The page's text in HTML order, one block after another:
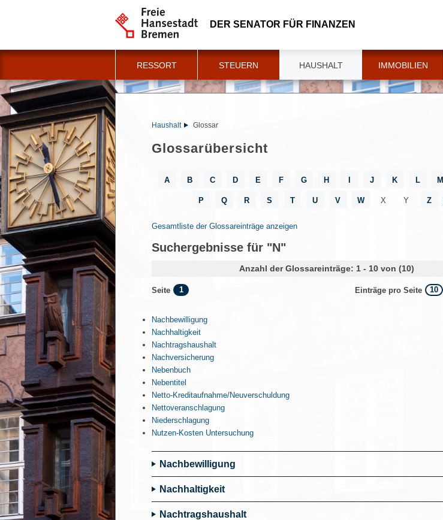
DER SENATOR FÜR FINANZEN
RESSORT STEUERN HAUSHALT IMMOBILIEN
Haushalt Glossar
Glossarübersicht
A B C D E F G H J K L M
P Q R S T U V W X Y Z
Gesamtliste der Glossareinträge anzeigen
Suchergebnisse für "N"
Anzahl der Glossareinträge: 1 - 10 von (10)
Seite 1 Einträge pro Seite 10
Nachbewilligung
Nachhaltigkeit
Nachtragshaushalt
Nachversicherung
Nebenbuch
Nebentitel
Netto-Kreditaufnahme/Neuverschuldung
Nettoveranschlagung
Niederschlagung
Nutzen-Kosten Untersuchung
Nachbewilligung
Nachhaltigkeit
Nachtragshaushalt